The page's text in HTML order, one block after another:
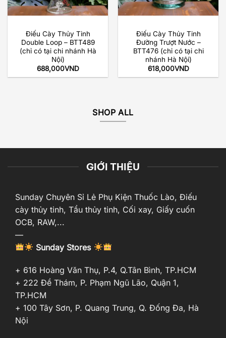
Điếu Cày Thủy Tinh
Double Loop – BTT489
(chỉ có tại chi nhánh Hà
Nội)
688,000VND
Điếu Cày Thủy Tinh
Đường Trượt Nước –
BTT476 (chỉ có tại chi
nhánh Hà Nội)
618,000VND
SHOP ALL
GIỚI THIỆU
Sunday Chuyên Sỉ Lẻ Phụ Kiện Thuốc Lào, Điếu
cày thủy tinh, Tẩu thủy tinh, Cối xay, Giấy cuốn
OCB, RAW,...
—
Sunday Stores
+ 616 Hoàng Văn Thụ, P.4, Q.Tân Bình, TP.HCM
+ 222 Đề Thám, P. Phạm Ngũ Lão, Quận 1,
TP.HCM
+ 100 Tây Sơn, P. Quang Trung, Q. Đống Đa, Hà
Nội